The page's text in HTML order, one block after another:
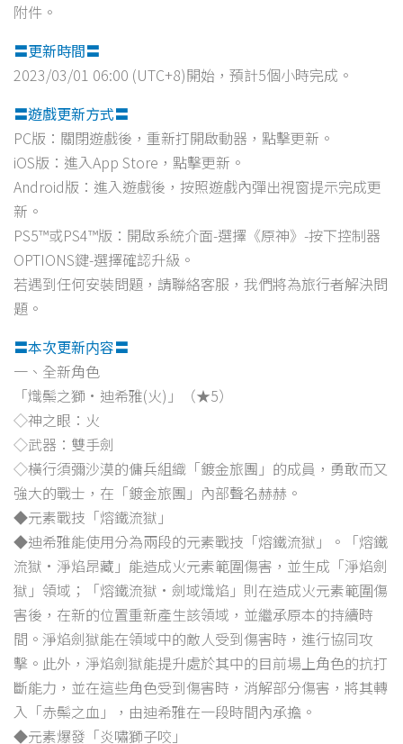
附件。
〓更新時間〓
2023/03/01 06:00 (UTC+8)開始，預計5個小時完成。
〓遊戲更新方式〓
PC版：關閉遊戲後，重新打開啟動器，點擊更新。
iOS版：進入App Store，點擊更新。
Android版：進入遊戲後，按照遊戲內彈出視窗提示完成更
新。
PS5™或PS4™版：開啟系統介面-選擇《原神》-按下控制器
OPTIONS鍵-選擇確認升級。
若遇到任何安裝問題，請聯絡客服，我們將為旅行者解決問
題。
〓本次更新内容〓
一、全新角色
「熾鬃之獅·迪希雅(火)」（★5）
◇神之眼：火
◇武器：雙手劍
◇橫行須彌沙漠的傭兵組織「鍍金旅團」的成員，勇敢而又
強大的戰士，在「鍍金旅團」內部聲名赫赫。
◆元素戰技「熔鐵流獄」
◆迪希雅能使用分為兩段的元素戰技「熔鐵流獄」。「熔鐵
流獄·淨焰昂藏」能造成火元素範圍傷害，並生成「淨焰劍
獄」領域；「熔鐵流獄·劍域熾焰」則在造成火元素範圍傷
害後，在新的位置重新產生該領域，並繼承原本的持續時
間。淨焰劍獄能在領域中的敵人受到傷害時，進行協同攻
擊。此外，淨焰劍獄能提升處於其中的目前場上角色的抗打
斷能力，並在這些角色受到傷害時，消解部分傷害，將其轉
入「赤鬃之血」，由迪希雅在一段時間內承擔。
◆元素爆發「炎嘯獅子咬」